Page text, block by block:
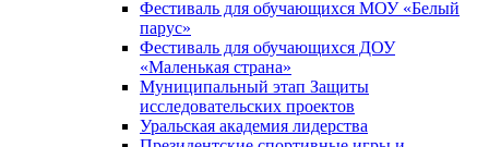
Фестиваль для обучающихся МОУ «Белый
парус»
Фестиваль для обучающихся ДОУ
«Маленькая страна»
Муниципальный этап Защиты
исследовательских проектов
Уральская академия лидерства